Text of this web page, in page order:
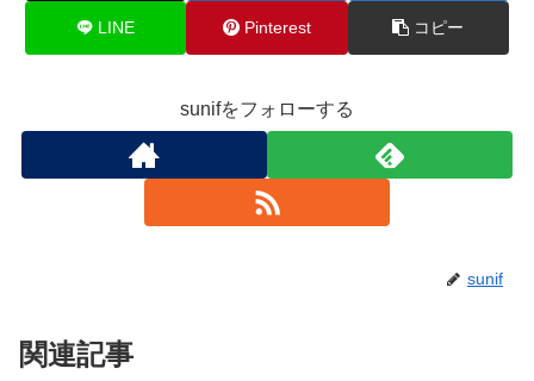
LINE Pinterest コピー
sunifをフォローする
sunif
関連記事